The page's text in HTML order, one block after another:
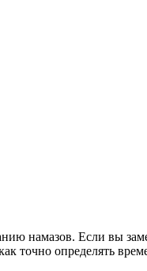
намазов. Если вы
точно определять